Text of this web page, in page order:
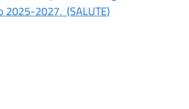
2025-2027. (SALUTE)